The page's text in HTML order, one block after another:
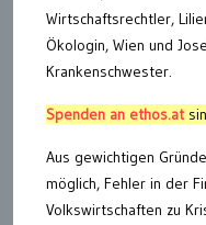
Wirtschaftsrechtler,
Ökologin, Wien und
Krankenschwester.
Spenden an ethos.at
Aus gewichtigen
möglich, Fehler in der
Volkswirtschaften zu